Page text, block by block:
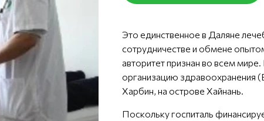
Это единственное в Даляне
сотрудничестве и обмене
авторитет признан во всем
организацию здравоохранения
Харбин, на острове Хайнань.
Поскольку госпиталь